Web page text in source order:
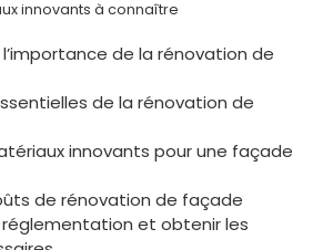
innovants à connaître
de la rénovation de
de la rénovation de
innovants pour une façade
de rénovation de façade
et obtenir les